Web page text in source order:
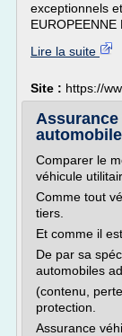
exceptionnels
EUROPEENNE
Lire la suite
Site : https://
Comparer le
véhicule
Comme tout
tiers.
Et comme il
De par sa
automobiles
(contenu,
protection.
Assurance